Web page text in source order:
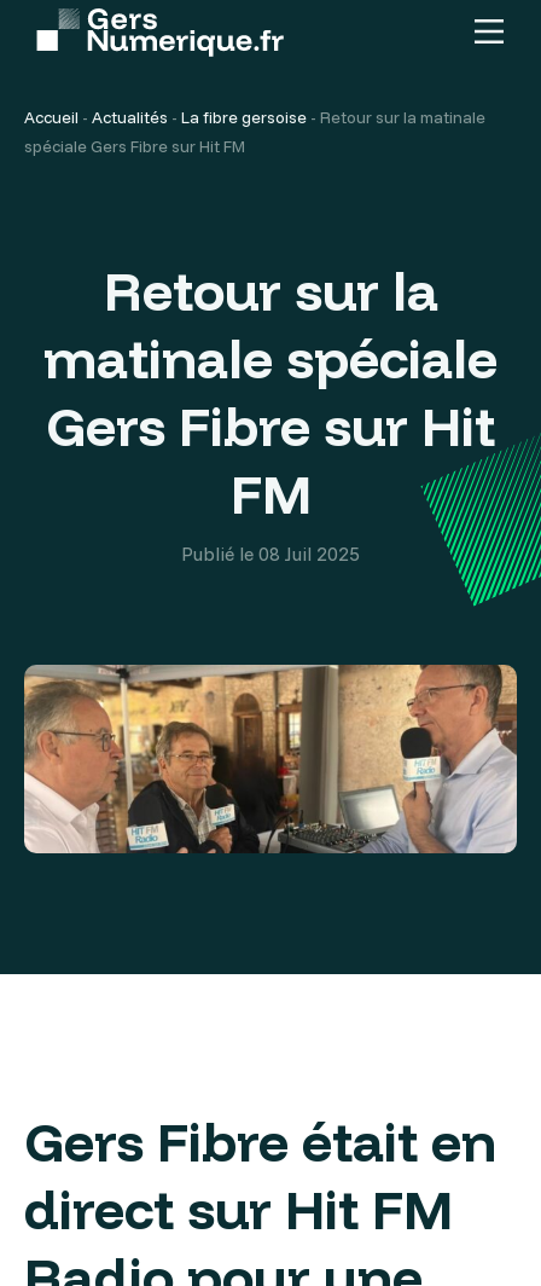
Contenu
principal
Menu
Accueil - Actualités - La fibre gersoise - Retour sur la matinale
spéciale Gers Fibre sur Hit FM
Retour sur la
matinale spéciale
Gers Fibre sur Hit
FM
Publié le 08 Juil 2025
Gers Fibre était en
direct sur Hit FM